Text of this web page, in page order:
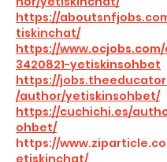
https://
tiskinchat/
https://
3420821-yetiskinsohbet
https://
/author/yetiskinsohbet/
https://cuchichi.es/
ohbet/
https://